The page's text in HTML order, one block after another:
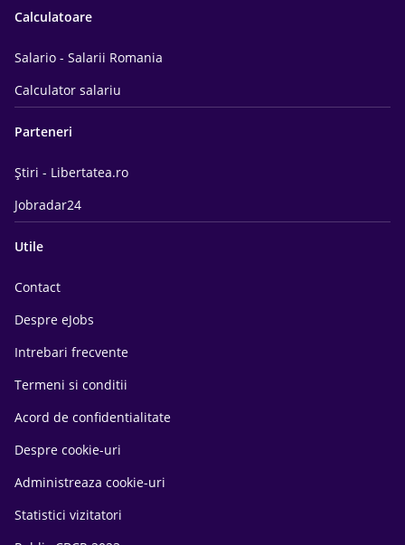
Calculatoare
Salario - Salarii Romania
Calculator salariu
Parteneri
Știri - Libertatea.ro
Jobradar24
Utile
Contact
Despre eJobs
Intrebari frecvente
Termeni si conditii
Acord de confidentialitate
Despre cookie-uri
Administreaza cookie-uri
Statistici vizitatori